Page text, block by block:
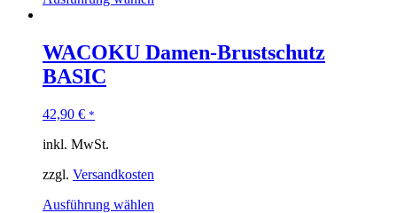
WACOKU Damen-Brustschutz
BASIC
42,90 € *
inkl. MwSt.
zzgl. Versandkosten
Ausführung wählen